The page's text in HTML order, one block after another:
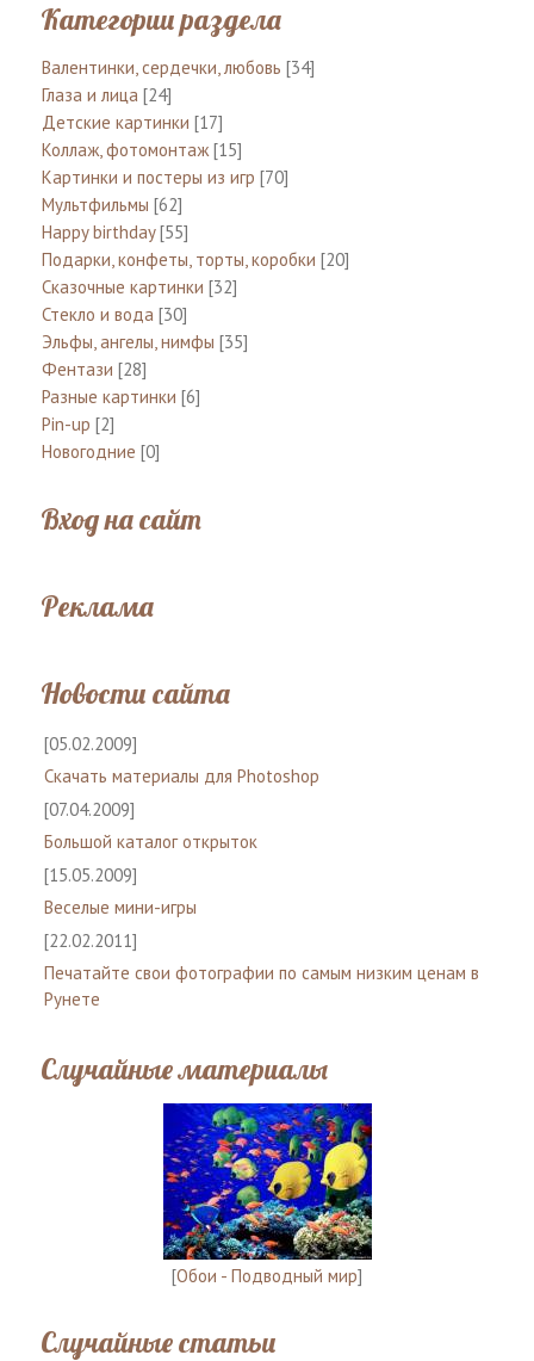
Категории раздела
Валентинки, сердечки, любовь [34]
Глаза и лица [24]
Детские картинки [17]
Коллаж, фотомонтаж [15]
Картинки и постеры из игр [70]
Мультфильмы [62]
Happy birthday [55]
Подарки, конфеты, торты, коробки [20]
Сказочные картинки [32]
Стекло и вода [30]
Эльфы, ангелы, нимфы [35]
Фентази [28]
Разные картинки [6]
Pin-up [2]
Новогодние [0]
Вход на сайт
Реклама
Новости сайта
[05.02.2009]
Скачать материалы для Photoshop
[07.04.2009]
Большой каталог открыток
[15.05.2009]
Веселые мини-игры
[22.02.2011]
Печатайте свои фотографии по самым низким ценам в
Рунете
Случайные материалы
[Обои - Подводный мир]
Случайные статьи